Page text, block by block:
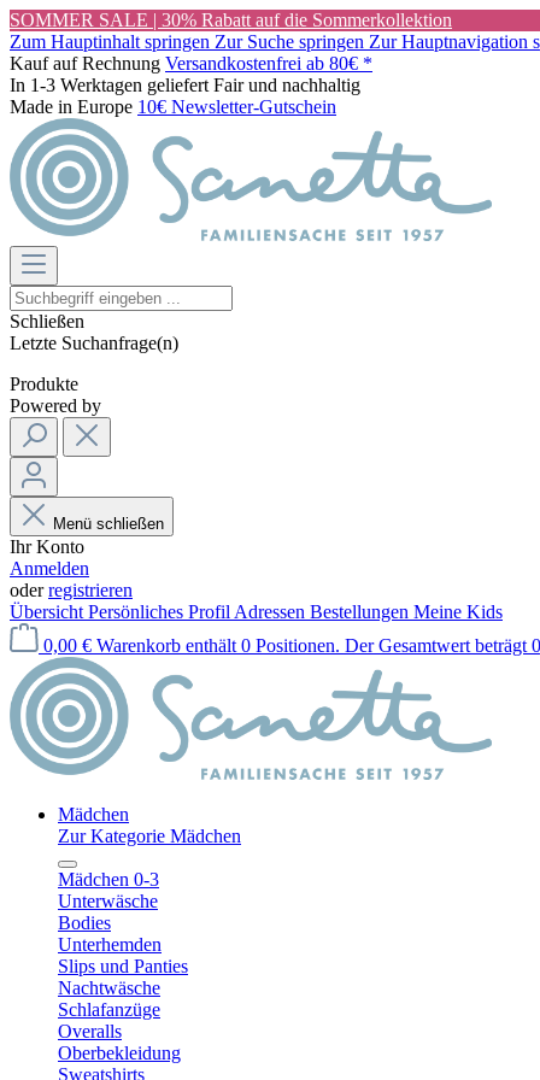
SOMMER SALE | 30% Rabatt auf die Sommerkollektion
Zum Hauptinhalt springen Zur Suche springen Zur Hauptnavigation
Kauf auf Rechnung Versandkostenfrei ab 80€ *
In 1-3 Werktagen geliefert Fair und nachhaltig
Made in Europe 10€ Newsletter-Gutschein
Schließen
Letzte Suchanfrage(n)
Produkte
Powered by
Menü schließen
Ihr Konto
Anmelden
oderregistrieren
Übersicht Persönliches Profil Adressen Bestellungen Meine Kids
0,00 € Warenkorb enthält 0 Positionen. Der Gesamtwert beträgt
Mädchen
Zur Kategorie Mädchen
Mädchen 0-3
Unterwäsche
Bodies
Unterhemden
Slips und Panties
Nachtwäsche
Schlafanzüge
Overalls
Oberbekleidung
Sweatshirts